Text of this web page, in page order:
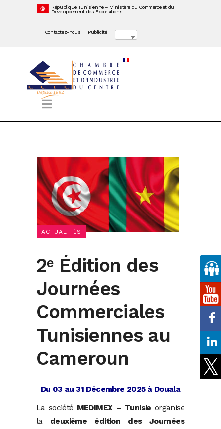
République Tunisienne – Ministère du Commerce et du
Développement des Exportations
Contactez-nous – Publicité
ACTUALITÉS
2ᵉ Édition des
Journées
Commerciales
Tunisiennes au
Cameroun
Du 03 au 31 Décembre 2025 à Douala
La société MEDIMEX – Tunisie organise
la deuxième édition des Journées